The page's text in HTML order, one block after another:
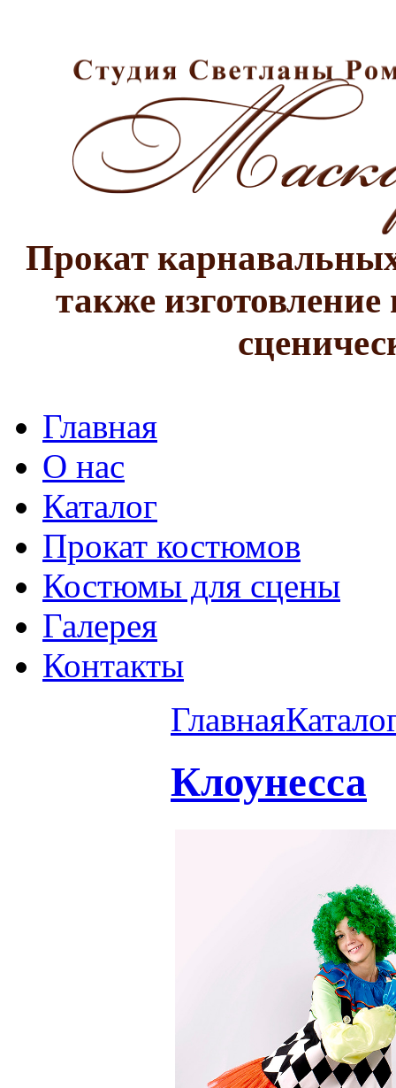
Прокат
также
Главная
О нас
Каталог
Прокат костюмов
Костюмы для сцены
Галерея
Контакты
Главная
Клоунесса